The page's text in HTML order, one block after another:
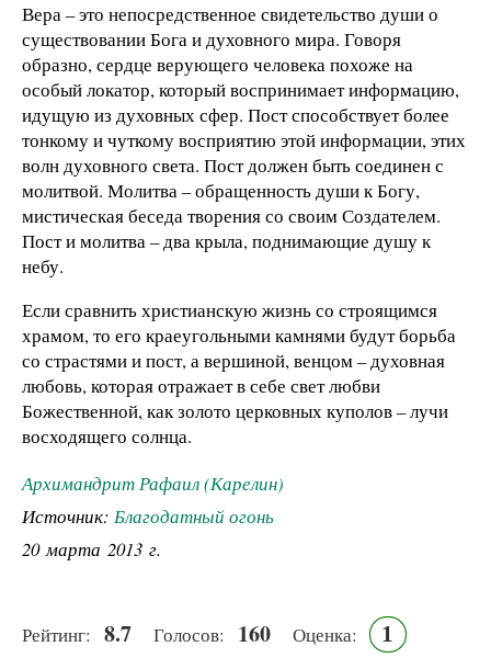
Вера – это непосредственное свидетельство души о
существовании Бога и духовного мира. Говоря
образно, сердце верующего человека похоже на
особый локатор, который воспринимает информацию,
идущую из духовных сфер. Пост способствует более
тонкому и чуткому восприятию этой информации, этих
волн духовного света. Пост должен быть соединен с
молитвой. Молитва – обращенность души к Богу,
мистическая беседа творения со своим Создателем.
Пост и молитва – два крыла, поднимающие душу к
небу.
Если сравнить христианскую жизнь со строящимся
храмом, то его краеугольными камнями будут борьба
со страстями и пост, а вершиной, венцом – духовная
любовь, которая отражает в себе свет любви
Божественной, как золото церковных куполов – лучи
восходящего солнца.
Архимандрит Рафаил (Карелин)
Источник: Благодатный огонь
20 марта 2013 г.
Рейтинг: 8.7 Голосов: 160 Оценка: 1